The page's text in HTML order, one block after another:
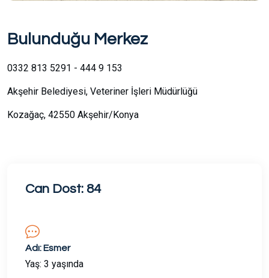
Bulunduğu Merkez
0332 813 5291 - 444 9 153
Akşehir Belediyesi, Veteriner İşleri Müdürlüğü
Kozağaç, 42550 Akşehir/Konya
Can Dost: 84
Adı: Esmer
Yaş: 3 yaşında